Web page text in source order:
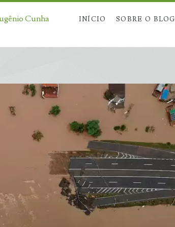
Cunha INÍCIO SOBRE O BLOG